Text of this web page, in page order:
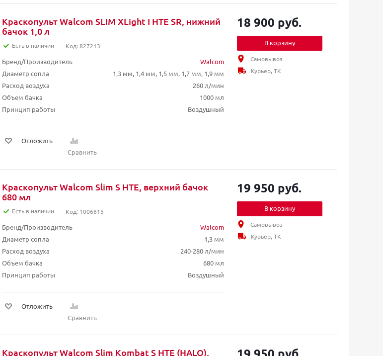
Краскопульт Walcom SLIM XLight I HTE SR, нижний
бачок 1,0 л
Есть в наличии Код: 827213
Бренд/Производитель
Walcom
Диаметр сопла
1,3 мм, 1,4 мм, 1,5 мм, 1,7 мм, 1,9 мм
Расход воздуха
260 л/мин
Объем бачка
1000 мл
Принцип работы
Воздушный
Отложить
Сравнить
18 900 руб.
В корзину
Самовывоз
Курьер, ТК
Краскопульт Walcom Slim S HTE, верхний бачок
680 мл
Есть в наличии Код: 1006815
Бренд/Производитель
Walcom
Диаметр сопла
1,3 мм
Расход воздуха
240-280 л/мин
Объем бачка
680 мл
Принцип работы
Воздушный
Отложить
Сравнить
19 950 руб.
В корзину
Самовывоз
Курьер, ТК
Краскопульт Walcom Slim Kombat S HTE (HALO),